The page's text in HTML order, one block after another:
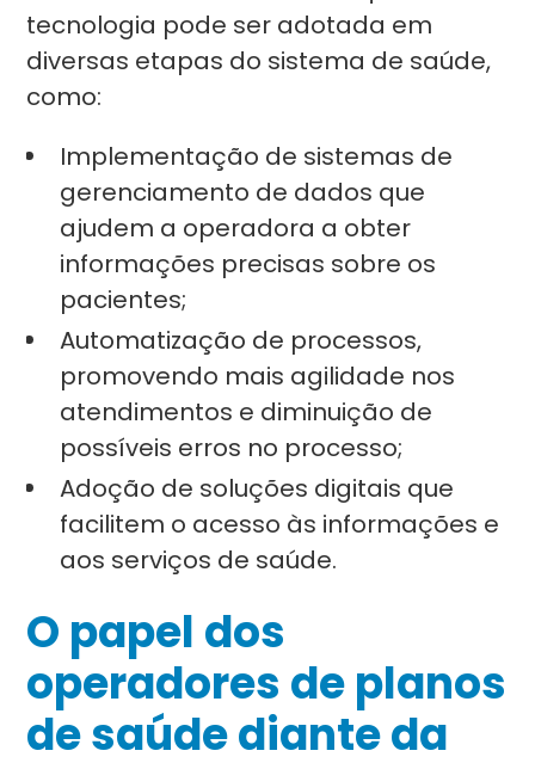
tecnologia pode ser adotada em
diversas etapas do sistema de saúde,
como:
Implementação de sistemas de
gerenciamento de dados que
ajudem a operadora a obter
informações precisas sobre os
pacientes;
Automatização de processos,
promovendo mais agilidade nos
atendimentos e diminuição de
possíveis erros no processo;
Adoção de soluções digitais que
facilitem o acesso às informações e
aos serviços de saúde.
O papel dos
operadores de planos
de saúde diante da